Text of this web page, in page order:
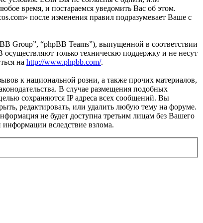
время, и постараемся уведомить Вас об этом.
после изменения правил подразумевает Ваше с
Group”, “phpBB Teams”), выпущенной в соответствии
осуществляют только техническю поддержку и не несут
на http://www.phpbb.com/.
к национальной розни, а также прочих материалов,
В случае размещения подобных
сохраняются IP адреса всех сообщений. Вы
редактировать, или удалить любую тему на форуме.
не будет доступна третьим лицам без Вашего
информации вследствие взлома.